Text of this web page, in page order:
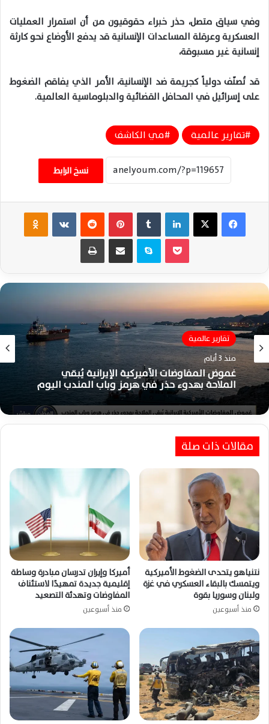
وفي سياق متصل، حذر خبراء حقوقيون من أن استمرار العمليات
العسكرية وعرقلة المساعدات الإنسانية قد يدفع الأوضاع نحو كارثة
إنسانية غير مسبوقة،
قد تُصنّف دولياً كجريمة ضد الإنسانية، الأمر الذي يفاقم الضغوط
على إسرائيل في المحافل القضائية والدبلوماسية العالمية.
تقارير عالمية مي الكاشف
نسخ الرابط
فيسبوك ‫X لينكدإن بينتيريست ‏VKontakte
سكايب مشاركة عبر البريد طباعة
تقارير عالمية
منذ 3 أيام
غموض المفاوضات الأميركية الإيرانية يُبقي
الملاحة بهدوء حذر في هرمز وباب المندب اليوم
مقالات ذات صلة
نتنياهو يتحدى الضغوط الأميركية
ويتمسك بالبقاء العسكري في غزة
ولبنان وسوريا بقوة
منذ أسبوعين
أميركا وإيران تدرسان مبادرة وساطة
إقليمية جديدة تمهيدًا لاستئناف
المفاوضات وتهدئة التصعيد
منذ أسبوعين